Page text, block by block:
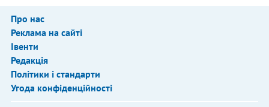
Про нас
Реклама на сайті
Івенти
Редакція
Політики і стандарти
Угода конфіденційності